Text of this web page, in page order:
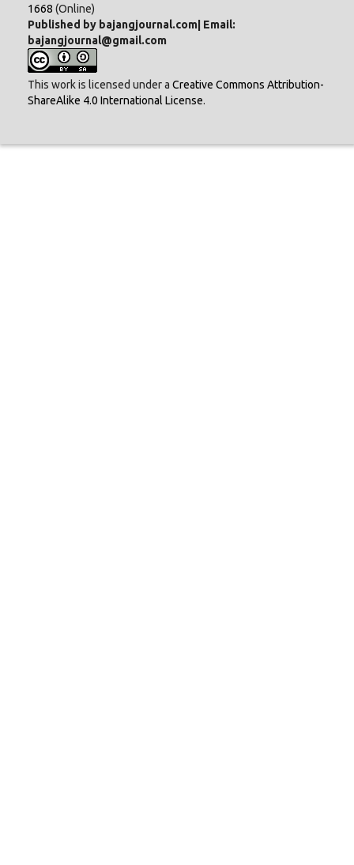
1668 (Online)
Published by bajangjournal.com| Email:
bajangjournal@gmail.com
This work is licensed under a Creative Commons Attribution-
ShareAlike 4.0 International License.